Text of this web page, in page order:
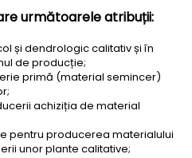
următoarele atribuții:
și dendrologic calitativ și în
de producție;
primă (material semincer)
achiziția de material
pentru producerea materialului
unor plante calitative;